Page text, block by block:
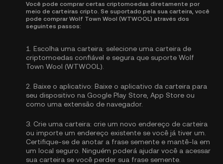
Você pode comprar certas criptomoedas diretamente por
meio de carteiras cripto. Se suportado pela sua carteira, você
pode comprar Wolf Town Wool (WTWOOL) através dos
seguintes passos:
1. Escolha uma carteira: selecione uma carteira de
criptomoedas confiável e segura que suporte Wolf
Town Wool (WTWOOL).
2. Baixe o aplicativo: Baixe o aplicativo da carteira para
seu dispositivo na Google Play Store, App Store ou
como uma extensão de navegador.
3. Crie uma carteira: crie um novo endereço de carteira
ou importe um endereço existente se você já tiver um.
Certifique-se de anotar a frase semente e mantê-la em
um local seguro. Ninguém poderá ajudar você a acessar
sua carteira se você perder sua frase semente.